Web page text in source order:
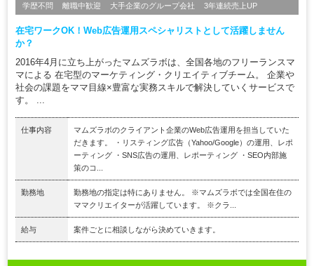
学歴不問 離職中歓迎 大手企業のグループ会社 3年連続売上UP
在宅ワークOK！Web広告運用スペシャリストとして活躍しません
か？
2016年4月に立ち上がったマムズラボは、全国各地のフリーランスマ
マによる 在宅型のマーケティング・クリエイティブチーム。 企業や
社会の課題をママ目線×豊富な実務スキルで解決していくサービスで
す。 ...
仕事内容
マムズラボのクライアント企業のWeb広告運用を担当していた
だきます。 ・リスティング広告（Yahoo/Google）の運用、レポ
ーティング ・SNS広告の運用、レポーティング ・SEO内部施
策のコ...
勤務地
勤務地の指定は特にありません。 ※マムズラボでは全国在住の
ママクリエイターが活躍しています。 ※クラ...
給与 案件ごとに相談しながら決めていきます。